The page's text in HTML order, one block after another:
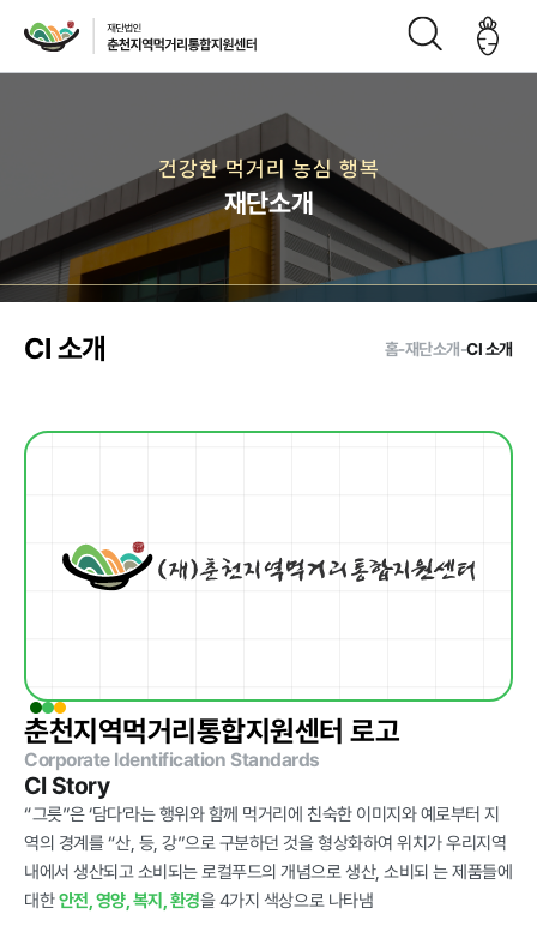
인사말 CI
재단연
재단비
전
조직구
성도
길
가현황
농가소식
공지사항 안전성관리 교육안내 활동사진
건강한 먹거리 농심 행복
재단소개
CI 소개 홈-재단소개-CI 소개
춘천지역먹거리통합지원센터 로고
Corporate Identification Standards
CI Story
“그릇”은 ‘담다’라는 행위와 함께 먹거리에 친숙한 이미지와 예로부터 지
역의 경계를 “산, 등, 강”으로 구분하던 것을 형상화하여 위치가 우리지역
내에서 생산되고 소비되는 로컬푸드의 개념으로 생산, 소비되 는 제품들에
대한안전, 영양, 복지, 환경을 4가지 색상으로 나타냄